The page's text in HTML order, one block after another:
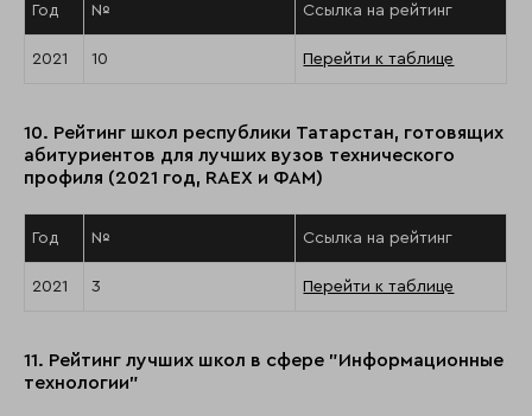
Год № Ссылка на рейтинг
2021 10 Перейти к таблице
10. Рейтинг школ республики Татарстан, готовящих
абитуриентов для лучших вузов технического
профиля (2021 год, RAEX и ФАМ)
Год № Ссылка на рейтинг
2021 3 Перейти к таблице
11. Рейтинг лучших школ в сфере "Информационные
технологии"